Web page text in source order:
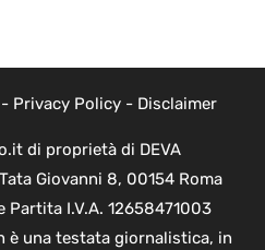
Privacy Policy- Disclaimer
di proprietà di DEVA
Giovanni 8, 00154 Roma
Partita I.V.A. 12658471003
è una testata giornalistica, in